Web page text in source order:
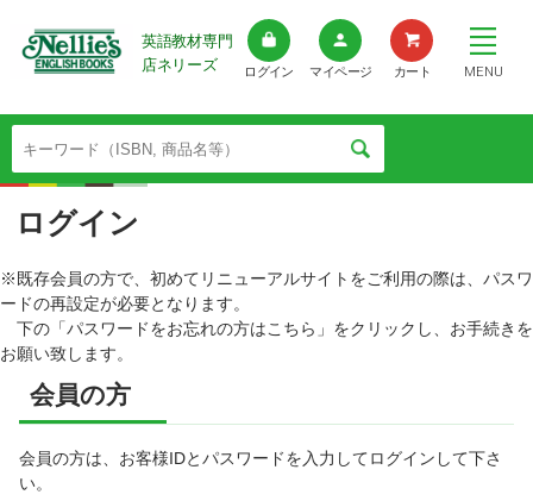
英語教材専門
店ネリーズ
ログイン マイページ カート MENU
ログイン
※既存会員の方で、初めてリニューアルサイトをご利用の際は、パスワ
ードの再設定が必要となります。
下の「パスワードをお忘れの方はこちら」をクリックし、お手続きを
お願い致します。
会員の方
会員の方は、お客様IDとパスワードを入力してログインして下さ
い。